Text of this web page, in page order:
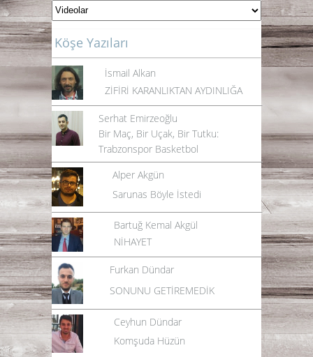
Köşe Yazıları
İsmail Alkan
ZİFİRİ KARANLIKTAN AYDINLIĞA
Serhat Emirzeoğlu
Bir Maç, Bir Uçak, Bir Tutku:
Trabzonspor Basketbol
Alper Akgün
Sarunas Böyle İstedi
Bartuğ Kemal Akgül
NİHAYET
Furkan Dündar
SONUNU GETİREMEDİK
Ceyhun Dündar
Komşuda Hüzün